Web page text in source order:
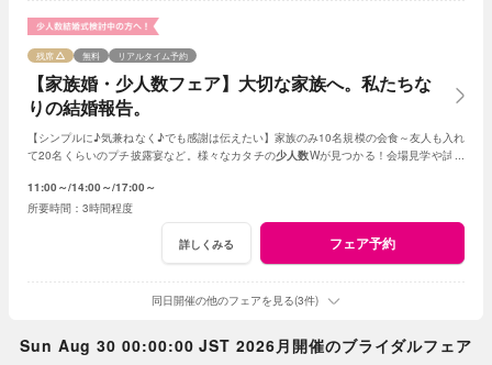
【家族婚・少人数フェア】大切な家族へ。私たちな
りの結婚報告。
残席 無料 リアルタイム予約
【シンプルに♪気兼ねなく♪でも感謝は伝えたい】家族のみ10名規模の会食～友人も入れ
て20名くらいのプチ披露宴など。様々なカタチの少人数Wが見つかる！会場見学や試食
11:00～ 14:00～ 17:00～
3時間程度
詳しくみる フェア予約
同日開催の他のフェアを見る(3件)
Sun Aug 30 00:00:00 JST 2026月開催のブライダルフェア